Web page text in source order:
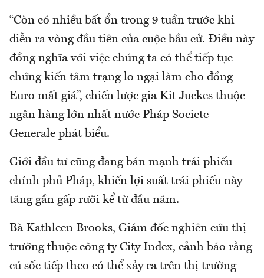
“Còn có nhiều bất ổn trong 9 tuần trước khi
diễn ra vòng đầu tiên của cuộc bầu cử. Điều này
đồng nghĩa với việc chúng ta có thể tiếp tục
chứng kiến tâm trạng lo ngại làm cho đồng
Euro mất giá”, chiến lược gia Kit Juckes thuộc
ngân hàng lớn nhất nước Pháp Societe
Generale phát biểu.
Giới đầu tư cũng đang bán mạnh trái phiếu
chính phủ Pháp, khiến lợi suất trái phiếu này
tăng gần gấp rưỡi kể từ đầu năm.
Bà Kathleen Brooks, Giám đốc nghiên cứu thị
trường thuộc công ty City Index, cảnh báo rằng
cú sốc tiếp theo có thể xảy ra trên thị trường